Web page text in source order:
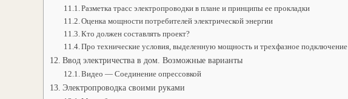
Разметка трасс электропроводки в плане и принципы ее прокладки
Оценка мощности потребителей электрической энергии
Кто должен составлять проект?
Про технические условия, выделенную мощность и трехфазное подключение
Ввод электричества в дом. Возможные варианты
Видео — Соединение опрессовкой
Электропроводка своими руками